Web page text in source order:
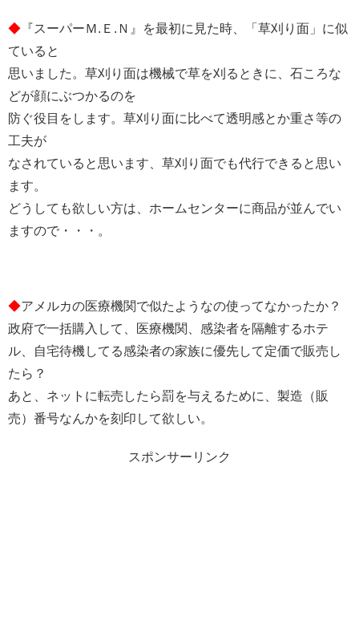
◆ 『スーパーＭ.Ｅ.Ｎ』を最初に見た時、「草刈り面」に似
ていると
思いました。草刈り面は機械で草を刈るときに、石ころな
どが顔にぶつかるのを
防ぐ役目をします。草刈り面に比べて透明感とか重さ等の
工夫が
なされていると思います、草刈り面でも代行できると思い
ます。
どうしても欲しい方は、ホームセンターに商品が並んでい
ますので・・・。
◆アメルカの医療機関で似たようなの使ってなかったか？
政府で一括購入して、医療機関、感染者を隔離するホテ
ル、自宅待機してる感染者の家族に優先して定価で販売し
たら？
あと、ネットに転売したら罰を与えるために、製造（販
売）番号なんかを刻印して欲しい。
スポンサーリンク